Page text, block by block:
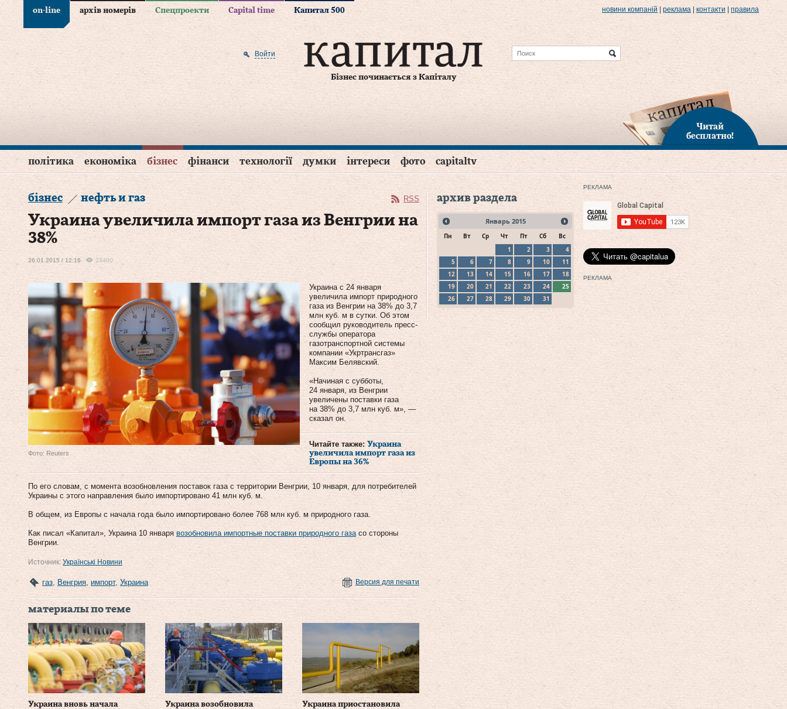
on-line архів номерів Спецпроекти Capital time Капитал 500 новини компаній реклама контакти правила
Бізнес починається з Капіталу
Войти
Читай
бесплатно!
політика економіка бізнес фінанси технології думки інтереси фото capitaltv
бізнес нефть и газ RSS
Украина увеличила импорт газа из Венгрии на
38%
26.01.2015 / 12:16 23400
Фото: Reuters
Украина с 24 января
увеличила импорт природного
газа из Венгрии на 38% до 3,7
млн куб. м в сутки. Об этом
сообщил руководитель пресс-
службы оператора
газотранспортной системы
компании «Укртрансгаз»
Максим Белявский.
«Начиная с субботы,
24 января, из Венгрии
увеличены поставки газа
на 38% до 3,7 млн куб. м», —
сказал он.
Читайте также: Украина
увеличила импорт газа из
Европы на 36%
По его словам, с момента возобновления поставок газа с территории Венгрии, 10 января, для потребителей
Украины с этого направления было импортировано 41 млн куб. м.
В общем, из Европы с начала года было импортировано более 768 млн куб. м природного газа.
Как писал «Капитал», Украина 10 января возобновила импортные поставки природного газасо стороны
Венгрии.
Источник: Українські Новини
газ, Венгрия, импорт, Украина Версия для печати
материалы по теме
Украина вновь начала
Украина возобновила
Украина приостановила
архив раздела
Январь 2015
Пн Вт Ср Чт Пт Сб
Вс
1
2 3
4
5
6 7 8 9 10
11
12
13 14 15 16 17
18
19
20 21 22 23 24
25
26
27 28 29 30 31
РЕКЛАМА
РЕКЛАМА